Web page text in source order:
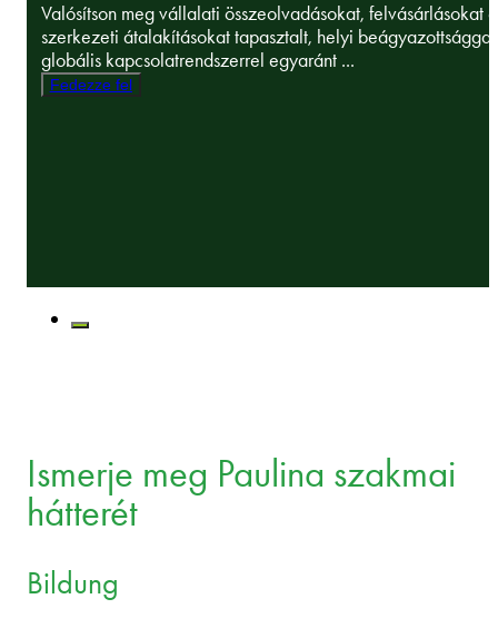
Valósítson meg vállalati összeolvadásokat, felvásárlásokat
szerkezeti átalakításokat tapasztalt, helyi beágyazottsággal
globális kapcsolatrendszerrel egyaránt ...
Fedezze fel
Ismerje meg Paulina szakmai
hátterét
Bildung